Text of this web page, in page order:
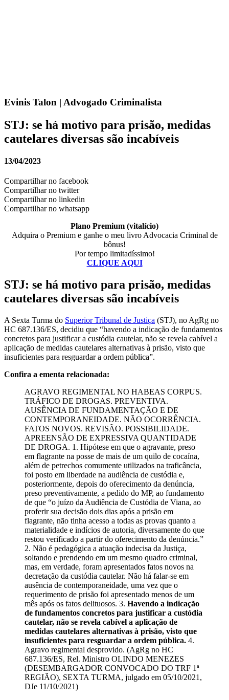
Evinis Talon | Advogado Criminalista
STJ: se há motivo para prisão, medidas
cautelares diversas são incabíveis
13/04/2023
Compartilhar no facebook
Compartilhar no twitter
Compartilhar no linkedin
Compartilhar no whatsapp
Plano Premium (vitalício)
Adquira o Premium e ganhe o meu livro Advocacia Criminal de
bônus!
Por tempo limitadíssimo!
CLIQUE AQUI
STJ: se há motivo para prisão, medidas
cautelares diversas são incabíveis
A Sexta Turma do Superior Tribunal de Justiça (STJ), no AgRg no
HC 687.136/ES, decidiu que “havendo a indicação de fundamentos
concretos para justificar a custódia cautelar, não se revela cabível a
aplicação de medidas cautelares alternativas à prisão, visto que
insuficientes para resguardar a ordem pública”.
Confira a ementa relacionada:
AGRAVO REGIMENTAL NO HABEAS CORPUS.
TRÁFICO DE DROGAS. PREVENTIVA.
AUSÊNCIA DE FUNDAMENTAÇÃO E DE
CONTEMPORANEIDADE. NÃO OCORRÊNCIA.
FATOS NOVOS. REVISÃO. POSSIBILIDADE.
APREENSÃO DE EXPRESSIVA QUANTIDADE
DE DROGA. 1. Hipótese em que o agravante, preso
em flagrante na posse de mais de um quilo de cocaína,
além de petrechos comumente utilizados na traficância,
foi posto em liberdade na audiência de custódia e,
posteriormente, depois do oferecimento da denúncia,
preso preventivamente, a pedido do MP, ao fundamento
de que “o juízo da Audiência de Custódia de Viana, ao
proferir sua decisão dois dias após a prisão em
flagrante, não tinha acesso a todas as provas quanto a
materialidade e indícios de autoria, diversamente do que
restou verificado a partir do oferecimento da denúncia.”
2. Não é pedagógica a atuação indecisa da Justiça,
soltando e prendendo em um mesmo quadro criminal,
mas, em verdade, foram apresentados fatos novos na
decretação da custódia cautelar. Não há falar-se em
ausência de contemporaneidade, uma vez que o
requerimento de prisão foi apresentado menos de um
mês após os fatos delituosos. 3. Havendo a indicação
de fundamentos concretos para justificar a custódia
cautelar, não se revela cabível a aplicação de
medidas cautelares alternativas à prisão, visto que
insuficientes para resguardar a ordem pública. 4.
Agravo regimental desprovido. (AgRg no HC
687.136/ES, Rel. Ministro OLINDO MENEZES
(DESEMBARGADOR CONVOCADO DO TRF 1ª
REGIÃO), SEXTA TURMA, julgado em 05/10/2021,
DJe 11/10/2021)